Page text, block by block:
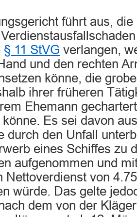
führt aus,
§ 11 StVG verlangen,
und den rechten
könne, die
ihrer früheren
Ehemann
Es sei davon
durch den Unfall
eines Schiffes zu
aufgenommen und
Nettoverdienst von
würde. Das gelte
dem von der